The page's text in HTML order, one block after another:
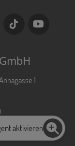
1
aktivieren